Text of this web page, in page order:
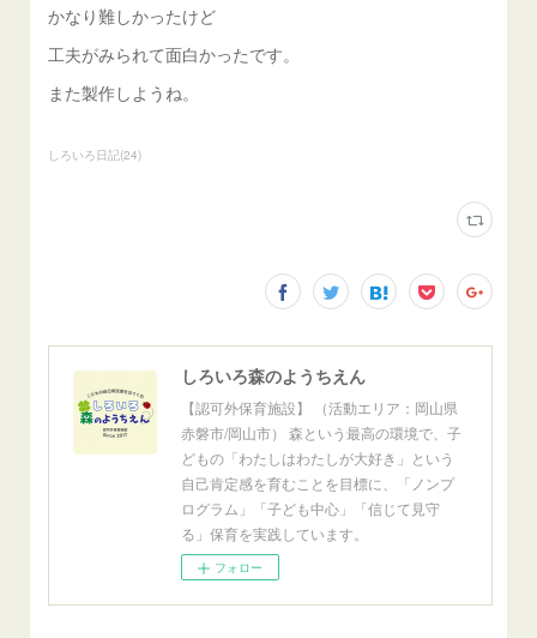
かなり難しかったけど
工夫がみられて面白かったです。
また製作しようね。
しろいろ日記(24)
しろいろ森のようちえん
【認可外保育施設】 （活動エリア：岡山県
赤磐市/岡山市） 森という最高の環境で、子
どもの「わたしはわたしが大好き」という
自己肯定感を育むことを目標に、「ノンプ
ログラム」「子ども中心」「信じて見守
る」保育を実践しています。
フォロー